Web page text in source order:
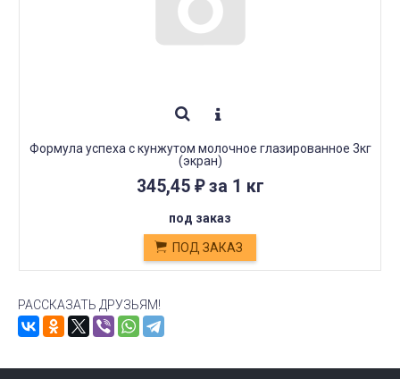
Формула успеха с кунжутом молочное глазированное 3кг
(экран)
345,45 ₽за 1 кг
под заказ
ПОД ЗАКАЗ
РАССКАЗАТЬ ДРУЗЬЯМ!